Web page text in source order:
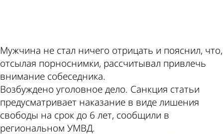
Мужчина не стал ничего отрицать и пояснил, что,
отсылая порноснимки, рассчитывал привлечь
внимание собеседника.
Возбуждено уголовное дело. Санкция статьи
предусматривает наказание в виде лишения
свободы на срок до 6 лет, сообщили в
региональном УМВД.